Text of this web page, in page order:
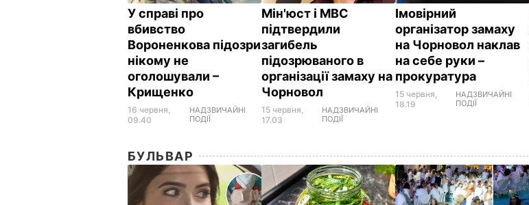
У справі про
вбивство
Вороненкова підозри
нікому не
оголошували –
Крищенко
16 червня,
09.40
НАДЗВИЧАЙНІ
ПОДІЇ
Мін'юст і МВС
підтвердили
загибель
підозрюваного в
організації замаху на
Чорновол
15 червня,
17.03
НАДЗВИЧАЙНІ
ПОДІЇ
Імовірний
організатор замаху
на Чорновол наклав
на себе руки –
прокуратура
15 червня,
18.19
НАДЗВИЧАЙНІ
ПОДІЇ
БУЛЬВАР